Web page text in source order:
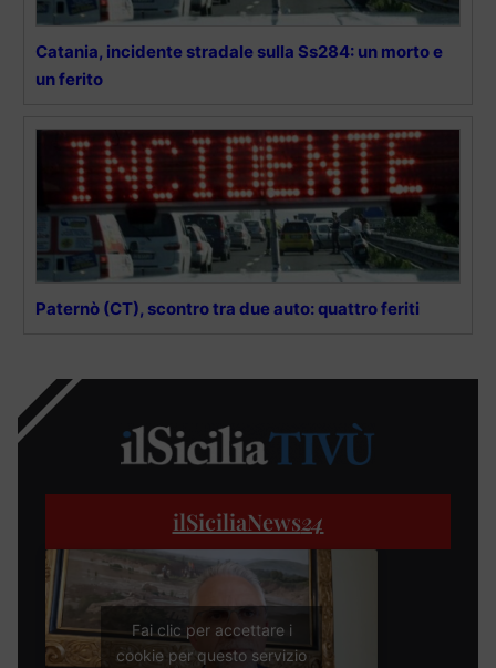
Catania, incidente stradale sulla Ss284: un morto e
un ferito
Paternò (CT), scontro tra due auto: quattro feriti
ilSiciliaNews24
Fai clic per accettare i
cookie per questo servizio